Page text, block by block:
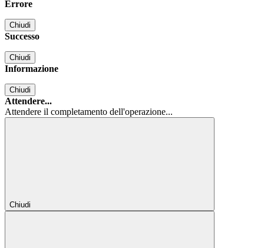
Errore
Chiudi
Successo
Chiudi
Informazione
Chiudi
Attendere...
Attendere il completamento dell'operazione...
Chiudi